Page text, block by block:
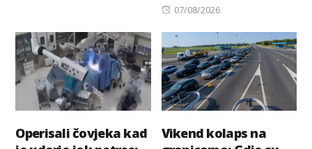
Posted
07/08/2026
Operisali čovjeka kad
Vikend kolaps na